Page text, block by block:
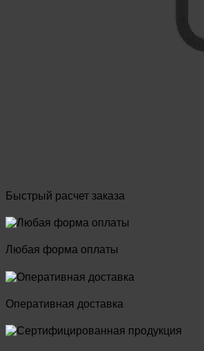
Быстрый расчет заказа
Любая форма оплаты
Оперативная доставка